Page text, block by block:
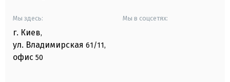
Мы здесь:
г. Киев,
ул. Владимирская 61/11,
офис 50
Мы в соцсетях: